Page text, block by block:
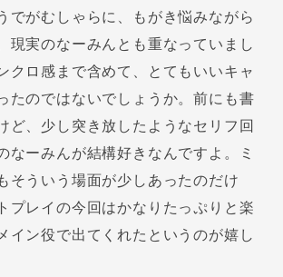
でがむしゃらに、もがき悩みながら
現実のなーみんとも重なっていまし
クロ感まで含めて、とてもいいキャ
たのではないでしょうか。前にも書
ど、少し突き放したようなセリフ回
なーみんが結構好きなんですよ。ミ
そういう場面が少しあったのだけ
プレイの今回はかなりたっぷりと楽
イン役で出てくれたというのが嬉し